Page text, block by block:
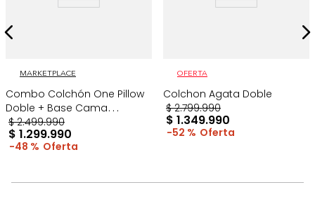
MARKETPLACE
Combo Colchón One Pillow
Doble + Base Cama
Gris/Blanco
$ 2.499.990
$ 1.299.990
48 %
OFERTA
Colchon Agata Doble
$ 2.799.990
$ 1.349.990
52 %